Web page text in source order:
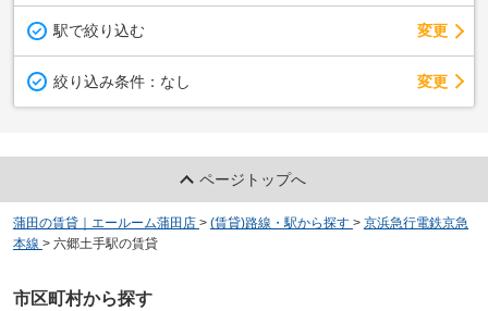
駅で絞り込む 変更
絞り込み条件： なし 変更
ページトップへ
蒲田の賃貸｜エールーム蒲田店 > (賃貸)路線・駅から探す > 京浜急行電鉄京急
本線 > 六郷土手駅の賃貸
市区町村から探す